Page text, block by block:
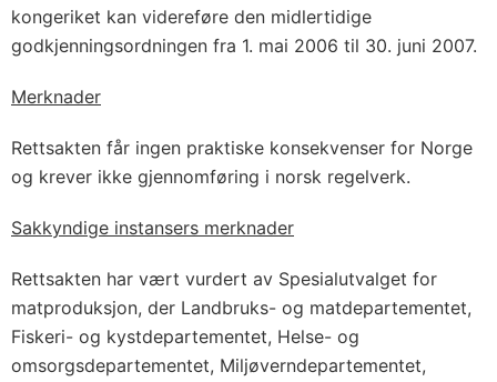
kongeriket kan videreføre den midlertidige
godkjenningsordningen fra 1. mai 2006 til 30. juni 2007.
Merknader
Rettsakten får ingen praktiske konsekvenser for Norge
og krever ikke gjennomføring i norsk regelverk.
Sakkyndige instansers merknader
Rettsakten har vært vurdert av Spesialutvalget for
matproduksjon, der Landbruks- og matdepartementet,
Fiskeri- og kystdepartementet, Helse- og
omsorgsdepartementet, Miljøverndepartementet,